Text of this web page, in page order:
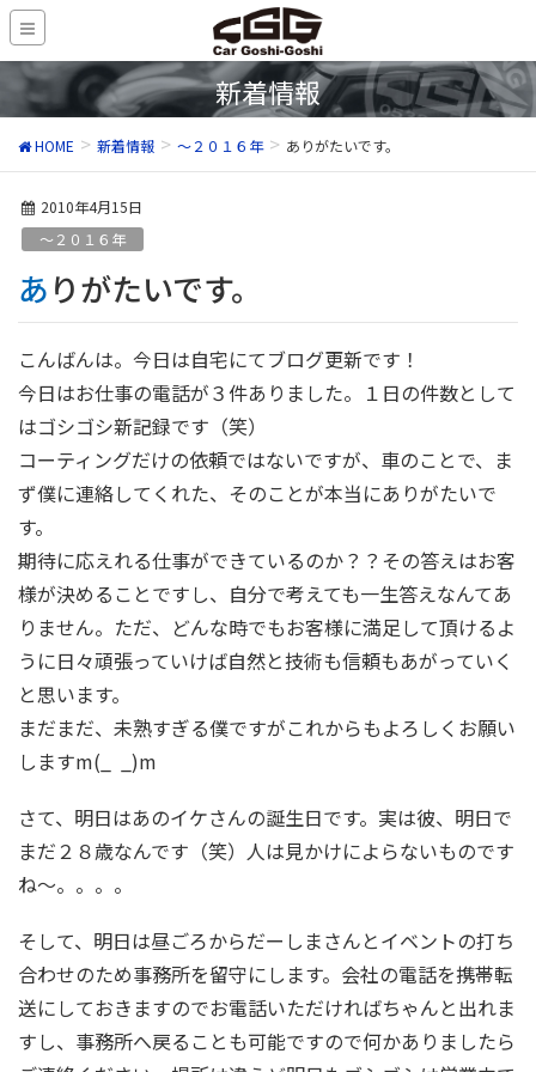
新着情報
HOME 新着情報 ～２０１６年 ありがたいです。
2010年4月15日
～２０１６年
ありがたいです。
こんばんは。今日は自宅にてブログ更新です！
今日はお仕事の電話が３件ありました。１日の件数として
はゴシゴシ新記録です（笑）
コーティングだけの依頼ではないですが、車のことで、ま
ず僕に連絡してくれた、そのことが本当にありがたいで
す。
期待に応えれる仕事ができているのか？？その答えはお客
様が決めることですし、自分で考えても一生答えなんてあ
りません。ただ、どんな時でもお客様に満足して頂けるよ
うに日々頑張っていけば自然と技術も信頼もあがっていく
と思います。
まだまだ、未熟すぎる僕ですがこれからもよろしくお願い
しますm(_ _)m
さて、明日はあのイケさんの誕生日です。実は彼、明日で
まだ２８歳なんです（笑）人は見かけによらないものです
ね～。。。。
そして、明日は昼ごろからだーしまさんとイベントの打ち
合わせのため事務所を留守にします。会社の電話を携帯転
送にしておきますのでお電話いただければちゃんと出れま
すし、事務所へ戻ることも可能ですので何かありましたら